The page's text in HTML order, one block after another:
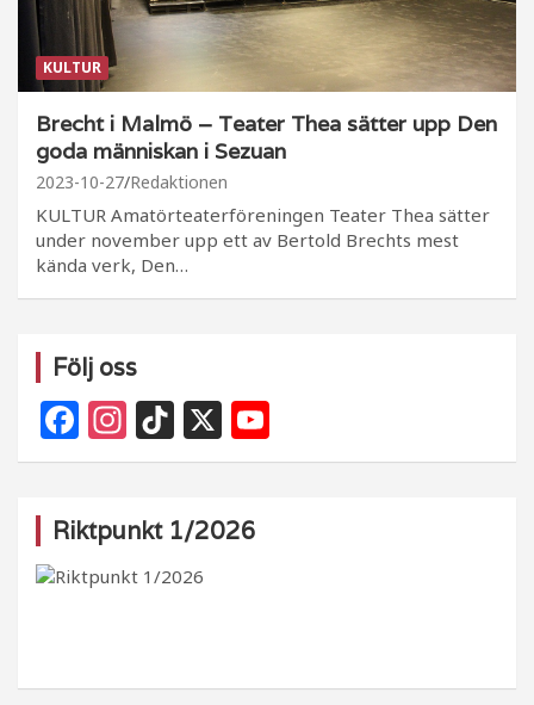
KULTUR
Brecht i Malmö – Teater Thea sätter upp Den
goda människan i Sezuan
2023-10-27 Redaktionen
KULTUR Amatörteaterföreningen Teater Thea sätter
under november upp ett av Bertold Brechts mest
kända verk, Den…
Följ oss
F
a
e
b
k
In
st
g
ra
Ti
k
o
k
X
o
Riktpunkt 1/2026